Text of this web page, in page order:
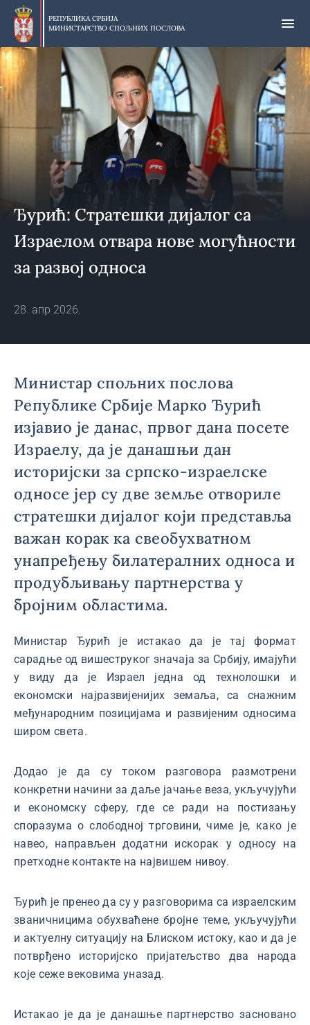
Прескочи
главни
део
садржаја
РЕПУБЛИКА СРБИЈА
МИНИСТАРСТВО СПОЉНИХ ПОСЛОВА
Ђурић: Стратешки дијалог са
Израелом отвара нове могућности
за развој односа
28. апр 2026.
Министар спољних послова
Републике Србије Марко Ђурић
изјавио је данас, првог дана посете
Израелу, да је данашњи дан
историјски за српско-израелске
односе јер су две земље отвориле
стратешки дијалог који представља
важан корак ка свеобухватном
унапређењу билатералних односа и
продубљивању партнерства у
бројним областима.
Министар Ђурић је истакао да је тај формат
сарадње од вишеструког значаја за Србију, имајући
у виду да је Израел једна од технолошки и
економски најразвијенијих земаља, са снажним
међународним позицијама и развијеним односима
широм света.
Додао је да су током разговора размотрени
конкретни начини за даље јачање веза, укључујући
и економску сферу, где се ради на постизању
споразума о слободној трговини, чиме је, како је
навео, направљен додатни искорак у односу на
претходне контакте на највишем нивоу.
Ђурић је пренео да су у разговорима са израелским
званичницима обухваћене бројне теме, укључујући
и актуелну ситуацију на Блиском истоку, као и да је
потврђено историјско пријатељство два народа
које сеже вековима уназад.
Истакао је да је данашње партнерство засновано